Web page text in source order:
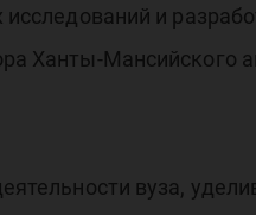
и
Ханты-Мансийского
вуза,